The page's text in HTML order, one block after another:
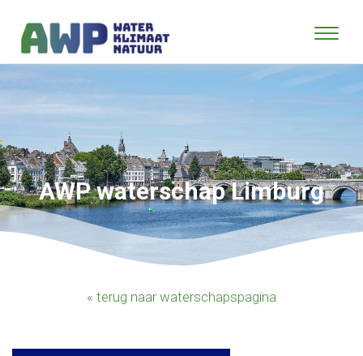
AWP waterschap Limburg
« terug naar waterschapspagina